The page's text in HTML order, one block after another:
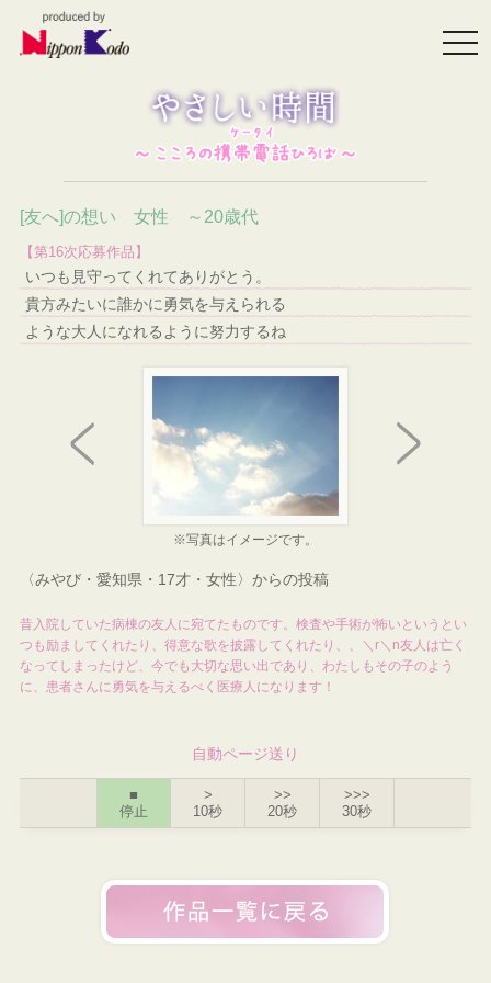
[友へ]の想い 女性 ～20歳代
【第16次応募作品】
いつも見守ってくれてありがとう。
貴方みたいに誰かに勇気を与えられる
ような大人になれるように努力するね
※写真はイメージです。
〈みやび・愛知県・17才・女性〉からの投稿
昔入院していた病棟の友人に宛てたものです。検査や手術が怖いというとい
つも励ましてくれたり、得意な歌を披露してくれたり、、＼r＼n友人は亡く
なってしまったけど、今でも大切な思い出であり、わたしもその子のよう
に、患者さんに勇気を与えるべく医療人になります！
自動ページ送り
■
停止
>
10秒
>>
20秒
>>>
30秒